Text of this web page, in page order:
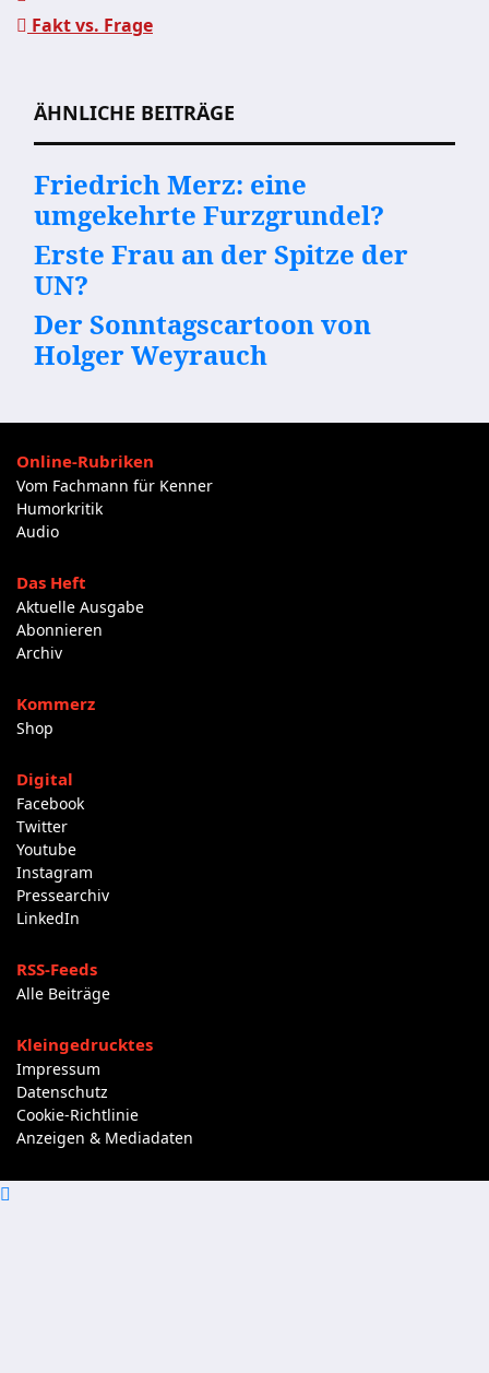
Beitragsnavigation
Fakt vs. Frage
ÄHNLICHE BEITRÄGE
Friedrich Merz: eine
umgekehrte Furzgrundel?
Erste Frau an der Spitze der
UN?
Der Sonntagscartoon von
Holger Weyrauch
Online-Rubriken
Vom Fachmann für Kenner
Humorkritik
Audio
Das Heft
Aktuelle Ausgabe
Abonnieren
Archiv
Kommerz
Shop
Digital
Facebook
Twitter
Youtube
Instagram
Pressearchiv
LinkedIn
RSS-Feeds
Alle Beiträge
Kleingedrucktes
Impressum
Datenschutz
Cookie-Richtlinie
Anzeigen & Mediadaten